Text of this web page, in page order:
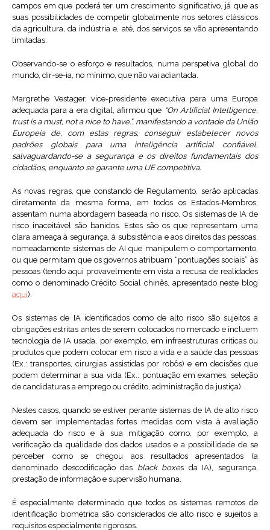
campos em que poderá ter um crescimento significativo, já que as
suas possibilidades de competir globalmente nos setores clássicos
da agricultura, da indústria e, até, dos serviços se vão apresentando
limitadas.
Observando-se o esforço e resultados, numa perspetiva global do
mundo, dir-se-ia, no mínimo, que não vai adiantada.
Margrethe Vestager, vice-presidente executiva para uma Europa
adequada para a era digital, afirmou que “On Artificial Intelligence,
trust is a must, not a nice to have.”, manifestando a vontade da União
Europeia de, com estas regras, conseguir estabelecer novos
padrões globais para uma inteligência artificial confiável,
salvaguardando-se a segurança e os direitos fundamentais dos
cidadãos, enquanto se garante uma UE competitiva.
As novas regras, que constando de Regulamento, serão aplicadas
diretamente da mesma forma, em todos os Estados-Membros,
assentam numa abordagem baseada no risco. Os sistemas de IA de
risco inaceitável são banidos. Estes são os que representam uma
clara ameaça à segurança, à subsistência e aos direitos das pessoas,
nomeadamente sistemas de AI que manipulem o comportamento,
ou que permitam que os governos atribuam “pontuações sociais” às
pessoas (tendo aqui provavelmente em vista a recusa de realidades
como o denominado Crédito Social chinês, apresentado neste blog
aqui).
Os sistemas de IA identificados como de alto risco são sujeitos a
obrigações estritas antes de serem colocados no mercado e incluem
tecnologia de IA usada, por exemplo, em infraestruturas críticas ou
produtos que podem colocar em risco a vida e a saúde das pessoas
(Ex.: transportes, cirurgias assistidas por robôs) e em decisões que
podem determinar a sua vida (Ex.: pontuação em exames, seleção
de candidaturas a emprego ou crédito, administração da justiça).
Nestes casos, quando se estiver perante sistemas de IA de alto risco
devem ser implementadas fortes medidas com vista à avaliação
adequada do risco e à sua mitigação como, por exemplo, a
verificação da qualidade dos dados usados e a possibilidade de se
perceber como se chegou aos resultados apresentados (a
denominado descodificação das black boxes da IA), segurança,
prestação de informação e supervisão humana.
É especialmente determinado que todos os sistemas remotos de
identificação biométrica são considerados de alto risco e sujeitos a
requisitos especialmente rigorosos.